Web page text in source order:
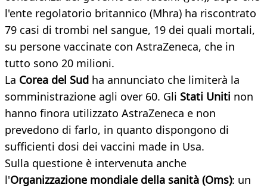
l'ente regolatorio britannico (Mhra) ha riscontrato
79 casi di trombi nel sangue, 19 dei quali mortali,
su persone vaccinate con AstraZeneca, che in
tutto sono 20 milioni.​
La Corea del Sud ha annunciato che limiterà la
somministrazione agli over 60. Gli Stati Uniti non
hanno finora utilizzato AstraZeneca e non
prevedono di farlo, in quanto dispongono di
sufficienti dosi dei vaccini made in Usa.
Sulla questione è intervenuta anche
l'Organizzazione mondiale della sanità (Oms): un